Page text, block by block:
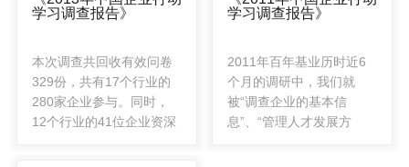
学习调查报告》
本次调查共回收有效问卷
329份，共有17个行业的
280家企业参与。同时，
12个行业的41位企业资深
学习调查报告》
2011年百年基业历时近6
个月的调研中，我们就
被“调查企业的基本信
息”、“管理人才发展方